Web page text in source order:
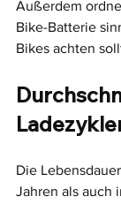
Außerdem
Bike-Batterie
Bikes achten
Die
Jahren als auch